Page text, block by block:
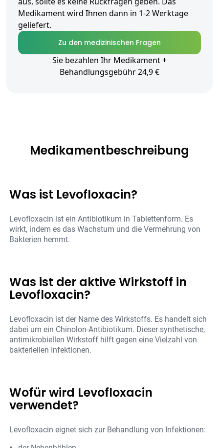
Medikament wird Ihnen dann in 1-2 Werktage
geliefert.
Zu den medizinischen Fragen
Sie bezahlen Ihr Medikament +
Behandlungsgebühr 24,9 €
Medikamentbeschreibung
Was ist Levofloxacin?
Levofloxacin ist ein Antibiotikum in Tablettenform. Es
wirkt, indem es das Wachstum und die Vermehrung von
Bakterien hemmt.
Was ist der aktive Wirkstoff in
Levofloxacin?
Levofloxacin ist der Name des Wirkstoffs. Es handelt sich
dabei um ein Chinolon-Antibiotikum. Dieser synthetische,
antimikrobiellen Wirkstoff hilft gegen eine Vielzahl von
bakteriellen Infektionen.
Wofür wird Levofloxacin
verwendet?
Levofloxacin eignet sich zur Behandlung von Infektionen: